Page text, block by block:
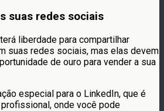
suas redes sociais
liberdade para compartilhar
suas redes sociais, mas elas devem
de ouro para vender a sua
especial para o LinkedIn, que é
onde você pode